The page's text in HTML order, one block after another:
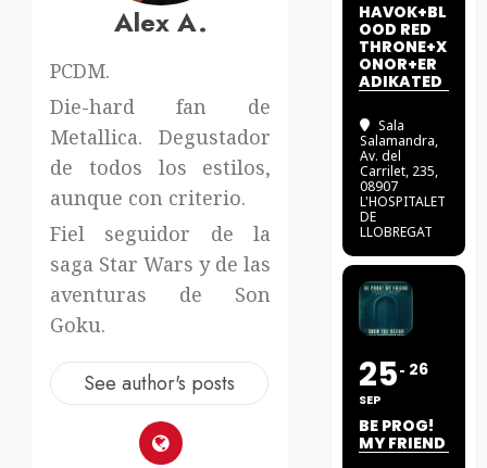
Alex A.
PCDM.
Die-hard fan de
Metallica. Degustador
de todos los estilos,
aunque con criterio.
Fiel seguidor de la
saga Star Wars y de las
aventuras de Son
Goku.
See author's posts
HAVOK+BL
OOD RED
THRONE+X
ONOR+ER
ADIKATED
Sala
Salamandra,
Av. del
Carrilet, 235,
08907
L'HOSPITALET
DE
LLOBREGAT
25
SEP
26
BE PROG!
MY FRIEND